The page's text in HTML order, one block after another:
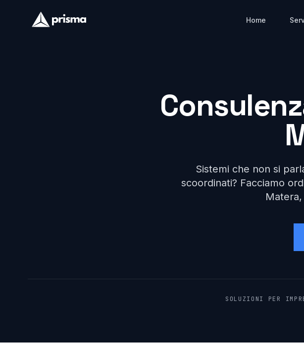
Home
Sistemi che non si
scoordinati? Facciamo
SOLUZIONI PER